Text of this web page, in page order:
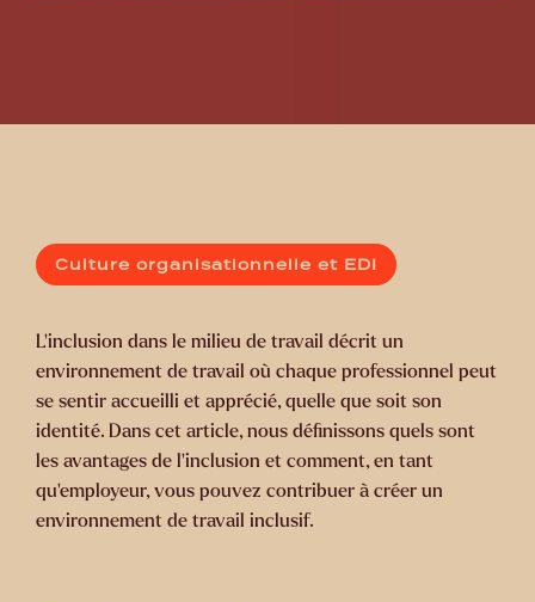
Culture organisationnelle et EDI
L’inclusion dans le milieu de travail décrit un
environnement de travail où chaque professionnel peut
se sentir accueilli et apprécié, quelle que soit son
identité. Dans cet article, nous définissons quels sont
les avantages de l’inclusion et comment, en tant
qu’employeur, vous pouvez contribuer à créer un
environnement de travail inclusif.